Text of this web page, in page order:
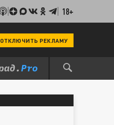
18+
ОТКЛЮЧИТЬ РЕКЛАМУ